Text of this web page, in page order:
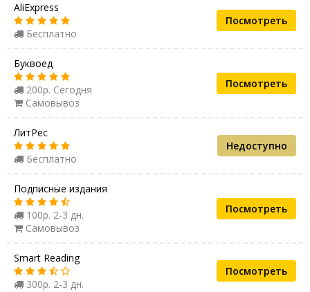
AliExpress
Бесплатно
Посмотреть
Буквоед
200р. Сегодня
Самовывоз
Посмотреть
ЛитРес
Бесплатно
Недоступно
Подписные издания
100р. 2-3 дн.
Самовывоз
Посмотреть
Smart Reading
300р. 2-3 дн.
Посмотреть